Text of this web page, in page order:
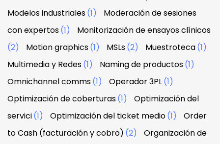
Modelos industriales(1)
Moderación de sesiones
con expertos(1)
Monitorización de ensayos clínicos
(2)
Motion graphics(1) MSLs(2) Muestroteca(1)
Multimedia y Redes(1) Naming de productos(1)
Omnichannel comms(1) Operador 3PL(1)
Optimización de coberturas(1)
Optimización del
servici(1) Optimización del ticket medio(1)
Order
to Cash (facturación y cobro) (2)
Organización de